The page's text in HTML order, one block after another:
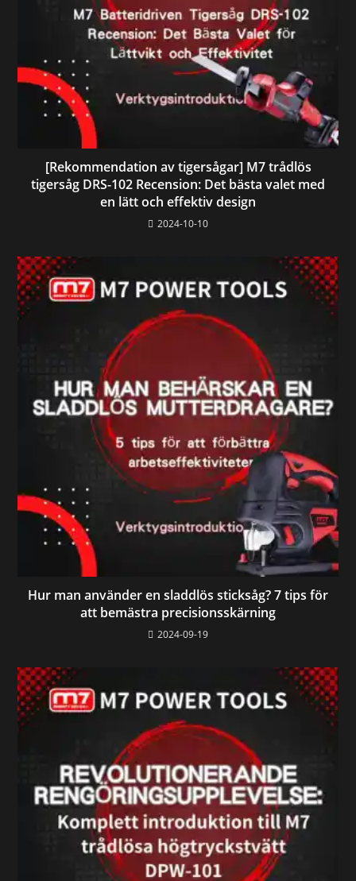
[Rekommendation av tigersågar] M7 trådlös
tigersåg DRS-102 Recension: Det bästa valet med
en lätt och effektiv design
2024-10-10
Hur man använder en sladdlös sticksåg? 7 tips för
att bemästra precisionsskärning
2024-09-19